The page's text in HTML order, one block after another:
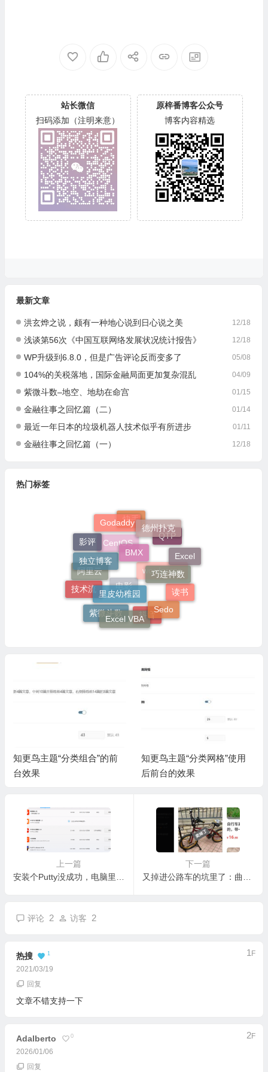
站长微信
扫码添加（注明来意）
原梓番博客公众号
博客内容精选
最新文章
12/18
洪玄烨之说，颇有一种地心说到日心说之美
12/18
浅谈第56次《中国互联网络发展状况统计报告》
05/08
WP升级到6.8.0，但是广告评论反而变多了
04/09
104%的关税落地，国际金融局面更加复杂混乱
01/15
紫微斗数–地空、地劫在命宫
01/14
金融往事之回忆篇（二）
01/11
最近一年日本的垃圾机器人技术似乎有所进步
12/18
金融往事之回忆篇（一）
热门标签
CentOS
快手
QTP
wordpress
电影
阿里云
影评
Godaddy 德州扑克
Excel
读书
抖音
紫微斗数
技术流
独立博客
BMX
巧连神数
Sedo
Excel VBA
里皮幼稚园
知更鸟主题“分类组合”的前
台效果
知更鸟主题“分类网格”使用
后前台的效果
上一篇
安装个Putty没成功，电脑里多了10个其他软件
下一篇
又掉进公路车的坑里了：曲柄卸不下来怎么办
评论 2 访客 2
热搜 1
2021/03/19
1 F
回复
文章不错支持一下
Adalberto 0
2026/01/06
2F
回复